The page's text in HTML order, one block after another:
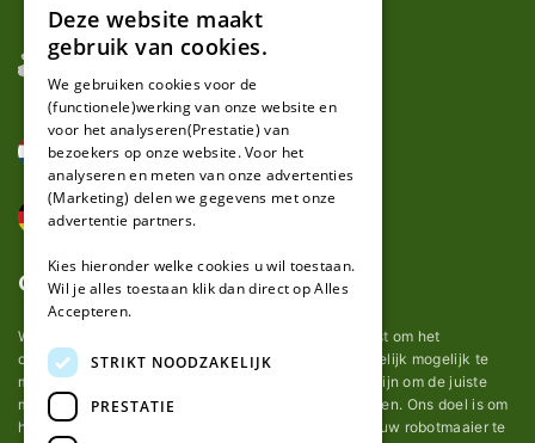
Over ons
Wij van robotmaaier-mesjes.nl doen ons uiterste best om het
onderhoud van robot grasmaaier mesjes zo gemakkelijk mogelijk te
maken. Uit ervaring merkten we hoe lastig het kan zijn om de juiste
messen voor een automatische grasmachine te vinden. Ons doel is om
het u makkelijk te maken om de goede mesjes voor uw robotmaaier te
GERMAN
Deze website maakt
gebruik van cookies.
We gebruiken cookies voor de
(functionele)werking van onze website en
voor het analyseren(Prestatie) van
bezoekers op onze website. Voor het
analyseren en meten van onze advertenties
(Marketing) delen we gegevens met onze
advertentie partners.
Kies hieronder welke cookies u wil toestaan.
Wil je alles toestaan klik dan direct op Alles
Accepteren.
STRIKT NOODZAKELIJK
PRESTATIE